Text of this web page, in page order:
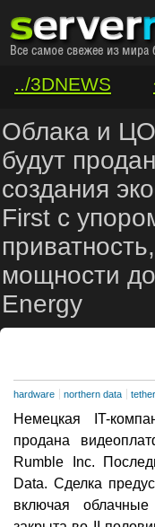
../3DNEWS
/VAR/
Облака и
будут
создания
First с
мощности
Energy
hardware northern data tether
Немецкая IT-
продана
Rumble Inc.
Data. Сделка
включая